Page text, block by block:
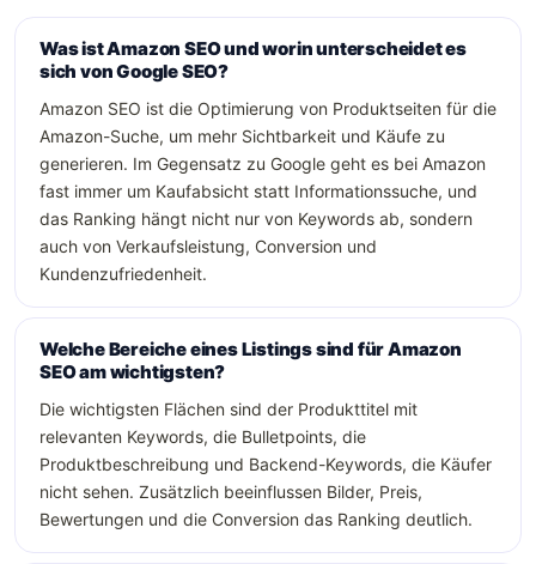
Was ist Amazon SEO und worin unterscheidet es
sich von Google SEO?
Amazon SEO ist die Optimierung von Produktseiten für die
Amazon-Suche, um mehr Sichtbarkeit und Käufe zu
generieren. Im Gegensatz zu Google geht es bei Amazon
fast immer um Kaufabsicht statt Informationssuche, und
das Ranking hängt nicht nur von Keywords ab, sondern
auch von Verkaufsleistung, Conversion und
Kundenzufriedenheit.
Welche Bereiche eines Listings sind für Amazon
SEO am wichtigsten?
Die wichtigsten Flächen sind der Produkttitel mit
relevanten Keywords, die Bulletpoints, die
Produktbeschreibung und Backend-Keywords, die Käufer
nicht sehen. Zusätzlich beeinflussen Bilder, Preis,
Bewertungen und die Conversion das Ranking deutlich.